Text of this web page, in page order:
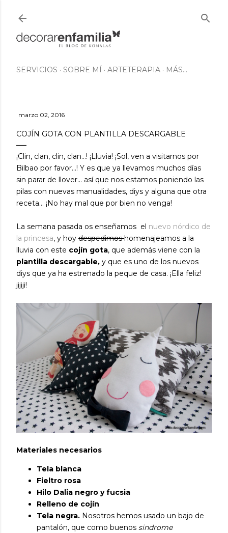
SERVICIOS SOBRE MÍ ARTETERAPIA MÁS…
marzo 02, 2016
COJÍN GOTA CON PLANTILLA DESCARGABLE
¡Clin, clan, clin, clan...! ¡Lluvia! ¡Sol, ven a visitarnos por
Bilbao por favor...! Y es que ya llevamos muchos días
sin parar de llover... así que nos estamos poniendo las
pilas con nuevas manualidades, diys y alguna que otra
receta... ¡No hay mal que por bien no venga!
La semana pasada os enseñamos el nuevo nórdico de
la princesa, y hoy despedimoshomenajeamos a la
lluvia con este cojín gota, que además viene con la
plantilla descargable, y que es uno de los nuevos
diys que ya ha estrenado la peque de casa. ¡Ella feliz!
jijiji!
Materiales necesarios
Tela blanca
Fieltro rosa
Hilo Dalia negro y fucsia
Relleno de cojín
Tela negra. Nosotros hemos usado un bajo de
pantalón, que como buenos sindrome